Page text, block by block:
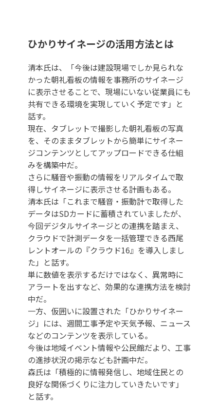
ひかりサイネージの活用方法とは
清本氏は、「今後は建設現場でしか見られな
かった朝礼看板の情報を事務所のサイネージ
に表示させることで、現場にいない従業員にも
共有できる環境を実現していく予定です」と
話す。
現在、タブレットで撮影した朝礼看板の写真
を、そのままタブレットから簡単にサイネー
ジコンテンツとしてアップロードできる仕組
みを構築中だ。
さらに騒音や振動の情報をリアルタイムで取
得しサイネージに表示させる計画もある。
清本氏は「これまで騒音・振動計で取得した
データはSDカードに蓄積されていましたが、
今回デジタルサイネージとの連携を踏まえ、
クラウドで計測データを一括管理できる西尾
レントオールの『クラウド16』を導入しまし
た」と話す。
単に数値を表示するだけではなく、異常時に
アラートを出すなど、効果的な連携方法を検討
中だ。
一方、仮囲いに設置された「ひかりサイネー
ジ」には、週間工事予定や天気予報、ニュース
などのコンテンツを表示している。
今後は地域イベント情報や公民館だより、工事
の進捗状況の掲示なども計画中だ。
森氏は「積極的に情報発信し、地域住民との
良好な関係づくりに注力していきたいです」
と話す。